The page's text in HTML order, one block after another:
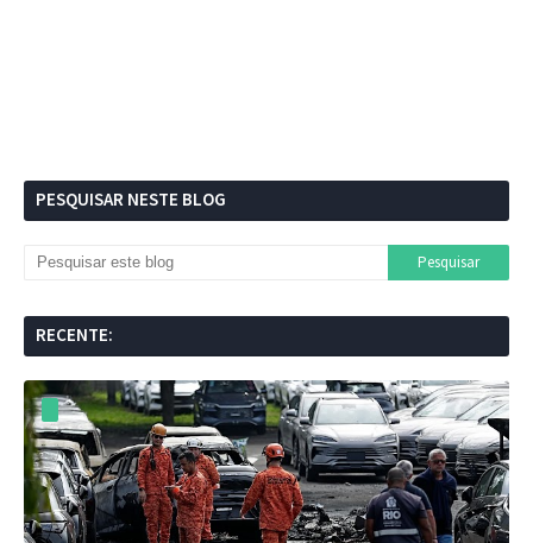
PESQUISAR NESTE BLOG
RECENTE: